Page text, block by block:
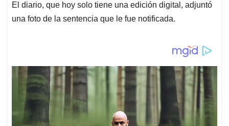
El diario, que hoy solo tiene una edición digital, adjuntó
una foto de la sentencia que le fue notificada.